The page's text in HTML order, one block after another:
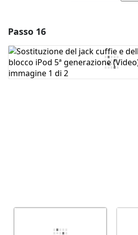
Aggiungi Commento
Passo 16